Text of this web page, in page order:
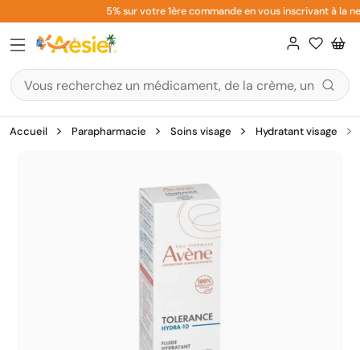
au
contenu
5% sur votre 1ère commande en vous inscrivant à la
Accueil Parapharmacie Soins visage Hydratant visage